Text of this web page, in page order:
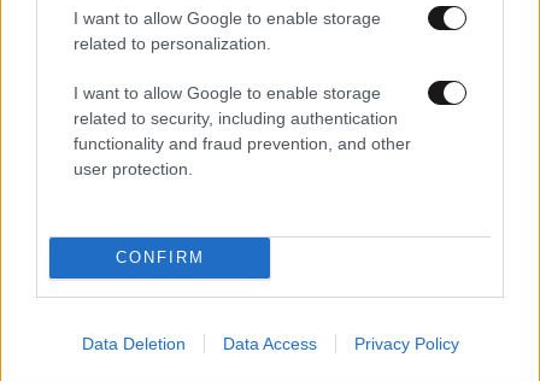
I want to allow Google to enable storage
related to personalization.
I want to allow Google to enable storage
related to security, including authentication
functionality and fraud prevention, and other
user protection.
CONFIRM
Data Deletion Data Access Privacy Policy
υποκαθιστά την οικονομική
ανάλυση με πολιτική